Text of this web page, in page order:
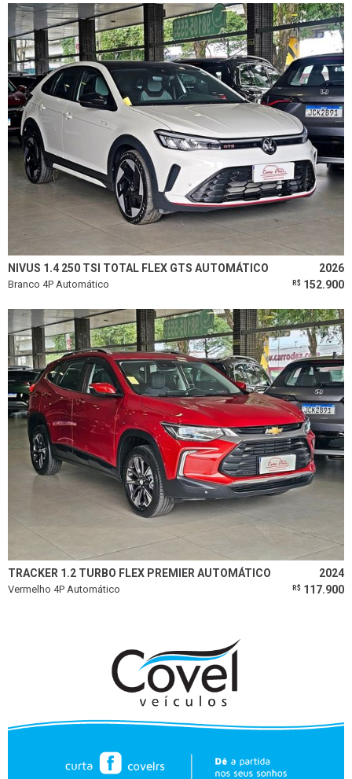
NIVUS 1.4 250 TSI TOTAL FLEX GTS AUTOMÁTICO 2026
Branco 4P Automático R$ 152.900
TRACKER 1.2 TURBO FLEX PREMIER AUTOMÁTICO 2024
Vermelho 4P Automático R$ 117.900